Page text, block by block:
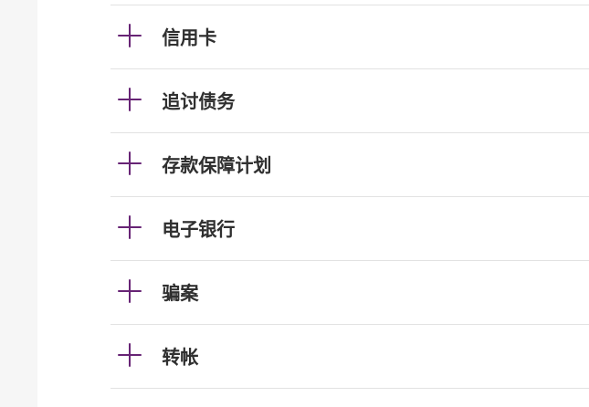
信用卡
追讨债务
存款保障计划
电子银行
骗案
转帐